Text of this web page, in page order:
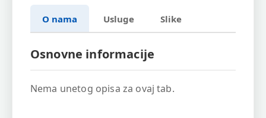
O nama Usluge Slike
Osnovne informacije
Nema unetog opisa za ovaj tab.